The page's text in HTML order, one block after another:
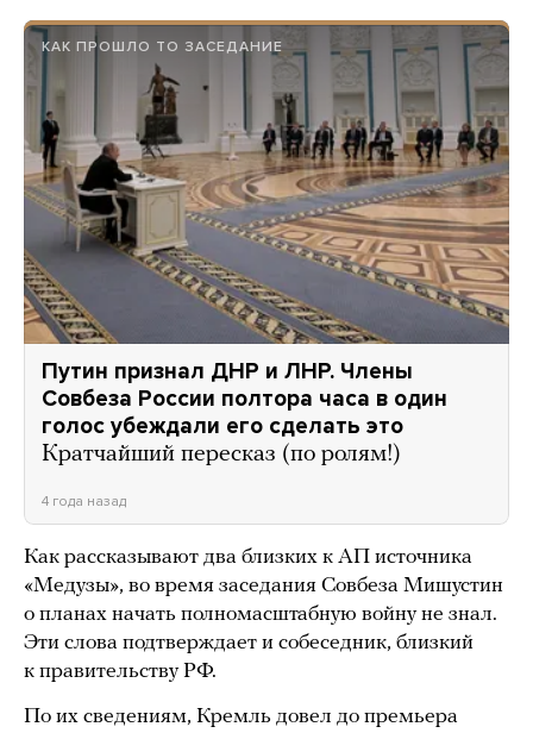
КАК ПРОШЛО ТО ЗАСЕДАНИЕ
Путин признал ДНР и ЛНР. Члены
Совбеза России полтора часа в один
голос убеждали его сделать это
Кратчайший пересказ (по ролям!)
4 года назад
Как рассказывают два близких к АП источника
«Медузы», во время заседания Совбеза Мишустин
о планах начать полномасштабную войну не знал.
Эти слова подтверждает и собеседник, близкий
к правительству РФ.
По их сведениям, Кремль довел до премьера